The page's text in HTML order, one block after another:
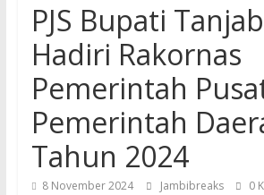
PJS Bupati
Hadiri Rakornas
Pemerintah
Pemerintah
Tahun 2024
8 November 2024 Jambibreaks 0